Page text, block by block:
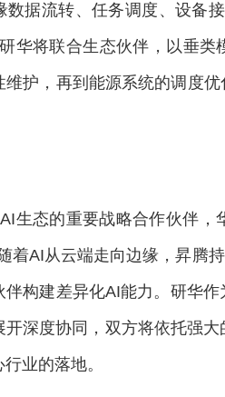
数据流转、任务调度、设备
华将联合生态伙伴，以垂
维护，再到能源系统的调度优
AI生态的重要战略合作伙伴，
着AI从云端走向边缘，昇腾
伴构建差异化AI能力。研华作
深度协同，双方将依托强
业的落地。